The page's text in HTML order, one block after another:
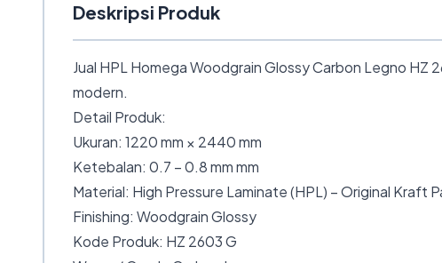
Deskripsi Produk
Jual HPL Homega Woodgrain Glossy Carbon Legno
modern.
Detail Produk:
Ukuran: 1220 mm × 2440 mm
Ketebalan: 0.7 – 0.8 mm mm
Material: High Pressure Laminate (HPL) – Original Kraft
Finishing: Woodgrain Glossy
Kode Produk: HZ 2603 G